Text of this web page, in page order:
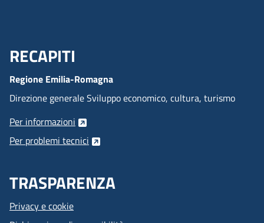
Menu Footer
RECAPITI
Regione Emilia-Romagna
Direzione generale Sviluppo economico, cultura, turismo
Per informazioni
Per problemi tecnici
TRASPARENZA
Privacy e cookie